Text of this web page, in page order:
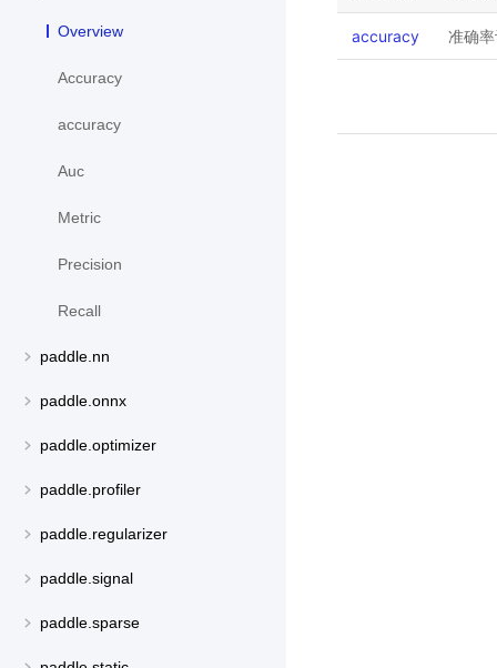
Overview
Accuracy
accuracy
Auc
Metric
Precision
Recall
paddle.nn
paddle.onnx
paddle.optimizer
paddle.profiler
paddle.regularizer
paddle.signal
paddle.sparse
accuracy 准确